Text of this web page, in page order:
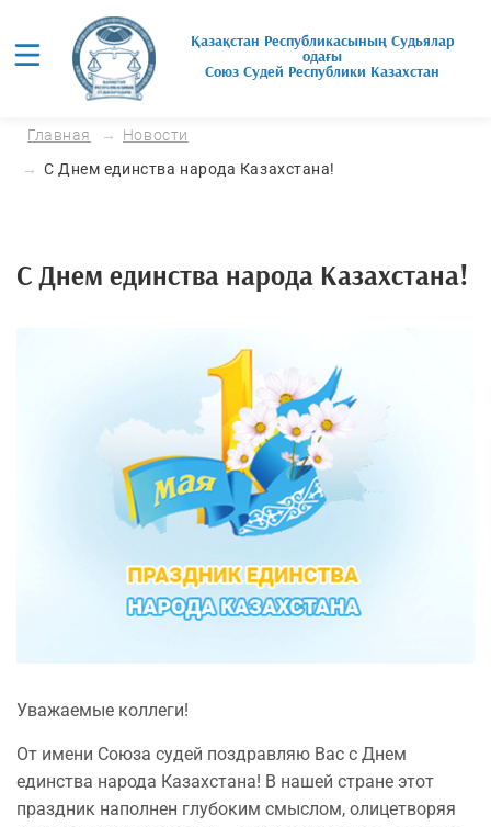
Қазақстан Республикасының Судьялар
одағы
Союз Cудей Республики Казахстан
Главная
Новости
С Днем единства народа Казахстана!
С Днем единства народа Казахстана!
Уважаемые коллеги!
От имени Союза судей поздравляю Вас с Днем
единства народа Казахстана! В нашей стране этот
праздник наполнен глубоким смыслом, олицетворяя